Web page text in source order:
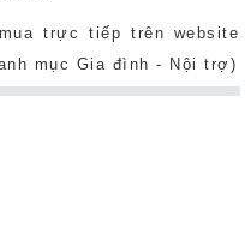
trực tiếp trên website
mục Gia đình - Nội trợ)